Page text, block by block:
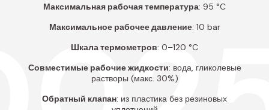
Максимальная рабочая температура: 95 °C
Максимальное рабочее давление: 10 bar
Шкала термометров: 0–120 °C
Совместимые рабочие жидкости: вода, гликолевые
растворы (макс. 30%)
Обратный клапан: из пластика без резиновых